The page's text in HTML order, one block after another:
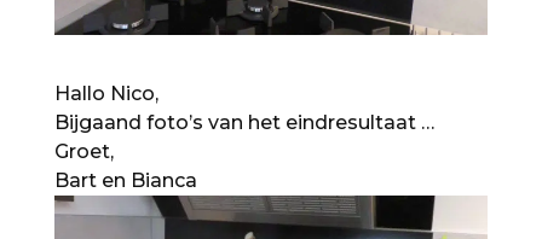
Hallo Nico,
Bijgaand foto’s van het eindresultaat …
Groet,
Bart en Bianca